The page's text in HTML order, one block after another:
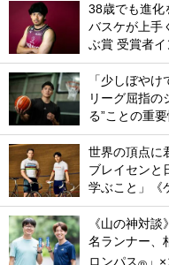
38歳でも進化
バスケが上手
ぶ賞 受賞者イ
「少しぼや
リーグ屈指の
る”ことの重要
世界の頂点に
ブレイセンと
学ぶこと」《
《山の神対
名ランナー、
ロンパス
」